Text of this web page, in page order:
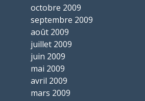
octobre 2009
septembre 2009
août 2009
juillet 2009
juin 2009
mai 2009
avril 2009
mars 2009